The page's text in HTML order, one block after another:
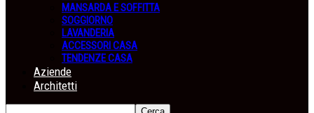
MANSARDA E SOFFITTA
SOGGIORNO
LAVANDERIA
ACCESSORI CASA
TENDENZE CASA
Aziende
Architetti